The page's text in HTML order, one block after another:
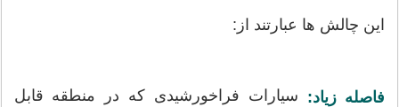
این چالش ها عبارتند از:
فاصله زیاد: سیارات فراخورشیدی که در منطقه قابل